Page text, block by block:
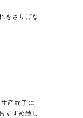
をさりげな
産終了に
すすめ致し